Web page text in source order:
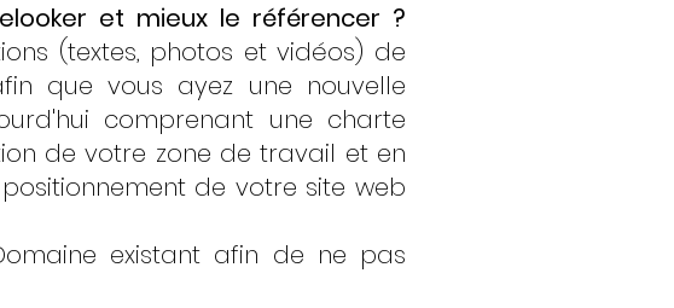
et mieux le référencer ?
(textes, photos et vidéos) de
que vous ayez une nouvelle
comprenant une charte
de votre zone de travail et en
de votre site web
existant afin de ne pas